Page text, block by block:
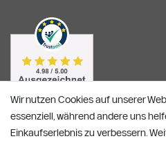
Wir nutzen Cookies auf unserer
essenziell, während andere uns
Einkaufserlebnis zu verbessern.